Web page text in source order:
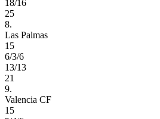
18/16
25
8.
Las Palmas
15
6/3/6
13/13
21
9.
Valencia CF
15